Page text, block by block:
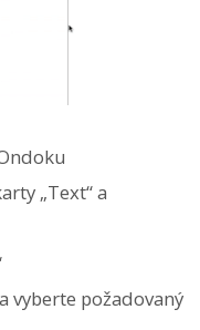
„Text“ a
vyberte požadovaný